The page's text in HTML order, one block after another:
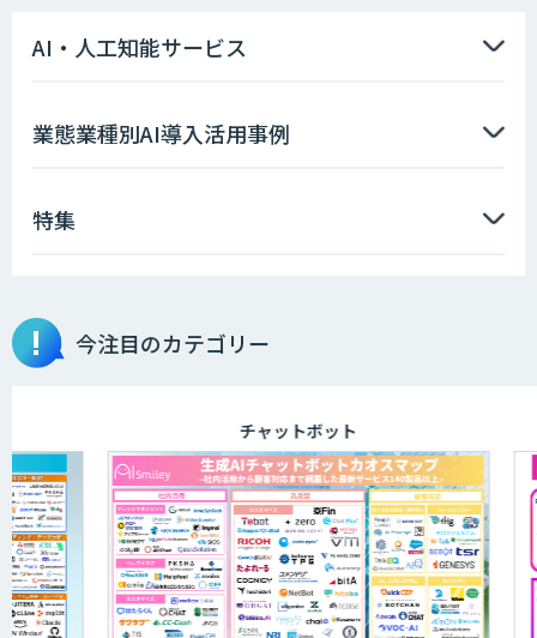
AI価格調査ツールSmapra
埋もれた知見を再利用可能なデータ資産
に整備「KIBIT Libria」
異常検知AI
需要予測＋業務最適化AIシステム
『KISS』
AI・人工知能サービス
業態業種別AI導入活用事例
特集
今注目のカテゴリー
チャットボット